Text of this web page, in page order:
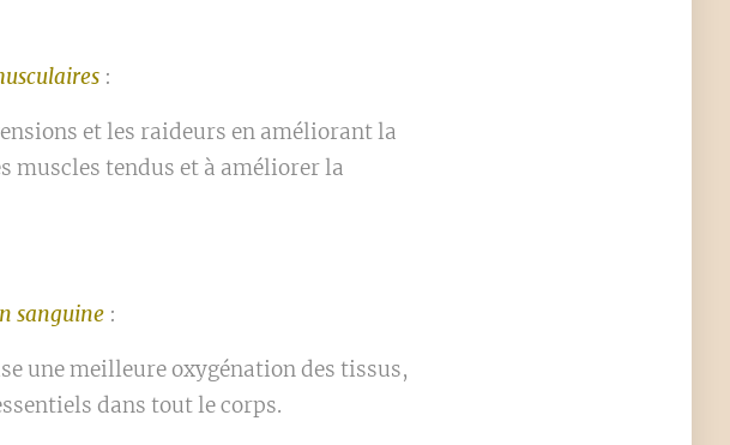
:
et les raideurs en améliorant la
muscles tendus et à améliorer la
sanguine :
une meilleure oxygénation des tissus,
dans tout le corps.